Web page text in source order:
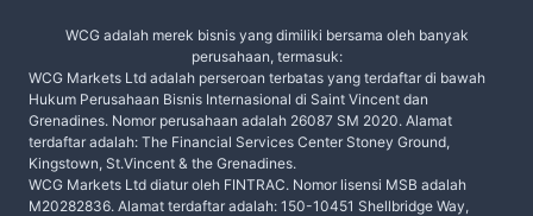
WCG adalah merek bisnis yang dimiliki bersama oleh banyak
perusahaan, termasuk:
WCG Markets Ltd adalah perseroan terbatas yang terdaftar di bawah
Hukum Perusahaan Bisnis Internasional di Saint Vincent dan
Grenadines. Nomor perusahaan adalah 26087 SM 2020. Alamat
terdaftar adalah: The Financial Services Center Stoney Ground,
Kingstown, St.Vincent & the Grenadines.
WCG Markets Ltd diatur oleh FINTRAC. Nomor lisensi MSB adalah
M20282836. Alamat terdaftar adalah: 150-10451 Shellbridge Way,